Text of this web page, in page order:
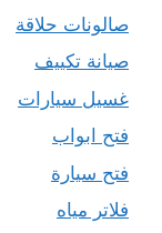
صالونات حلاقة
صيانة تكييف
غسيل سيارات
فتح ابواب
فتح سيارة
فلاتر مياه